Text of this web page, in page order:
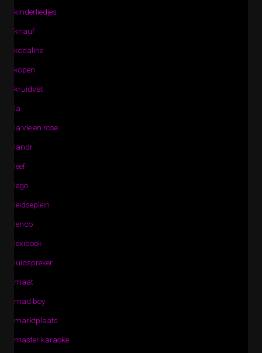
kinderliedjes
knauf
kodaline
kopen
kruidvat
la
la vie en rose
landr
leef
lego
leidseplein
lenco
lexibook
luidspreker
maat
mad boy
marktplaats
master karaoke